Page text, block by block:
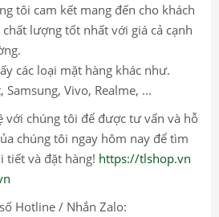
tôi cam kết mang đến cho khách
lượng tốt nhất với giá cả cạnh
các loại mặt hàng khác như.
Vivo, Realme, ...
với chúng tôi để được tư vấn và hỗ
chúng tôi ngay hôm nay để tìm
tiết và đặt hàng! https://tlshop.vn
Hotline / Nhắn Zalo: